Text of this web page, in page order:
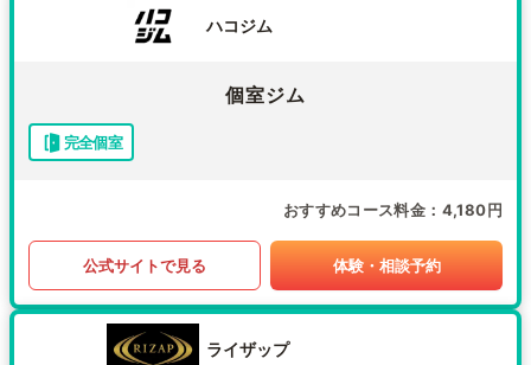
ハコジム
個室ジム
完全個室
おすすめコース料金 4,180円
公式サイトで見る 体験・相談予約
ライザップ